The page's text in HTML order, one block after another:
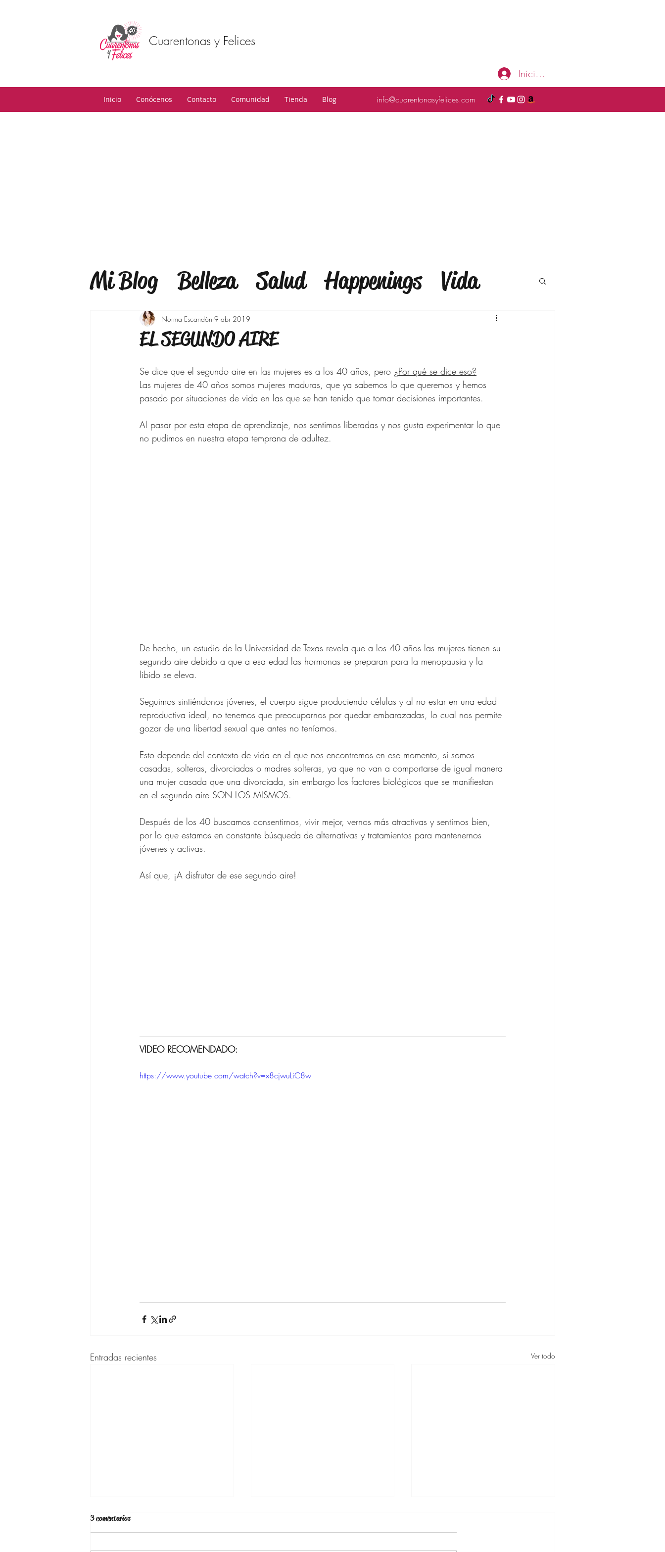
Cuarentonas y Felices
Iniciar sesión
Inicio Conócenos Contacto Comunidad Tienda Blog info@cuarentonasyfelices.com
Mi Blog Belleza Salud Happenings
Vida
Estilo
Mindfulness
Moda
Estilo de Vida
Bienestar Familia
Compras
Maquillaje
Outfits 40 años y mas
Ejercicio
Bajar de peso
Moda para Señoras
Bolsos de Diseñador
Zapatos para Mujeres de 40 años
Gafas de Sol para Mujer
Compras Online
Ofertas Banana Republic
Amazon Fashion
EL SEGUNDO AIRE
Norma Escandón 9 abr 2019
Se dice que el segundo aire en las mujeres es a los 40 años, pero ¿Por qué se dice eso?
Las mujeres de 40 años somos mujeres maduras, que ya sabemos lo que queremos y hemos
pasado por situaciones de vida en las que se han tenido que tomar decisiones importantes.
Al pasar por esta etapa de aprendizaje, nos sentimos liberadas y nos gusta experimentar lo que
no pudimos en nuestra etapa temprana de adultez.
De hecho, un estudio de la Universidad de Texas revela que a los 40 años las mujeres tienen su
segundo aire debido a que a esa edad las hormonas se preparan para la menopausia y la
libido se eleva.
Seguimos sintiéndonos jóvenes, el cuerpo sigue produciendo células y al no estar en una edad
reproductiva ideal, no tenemos que preocuparnos por quedar embarazadas, lo cual nos permite
gozar de una libertad sexual que antes no teníamos.
Esto depende del contexto de vida en el que nos encontremos en ese momento, si somos
casadas, solteras, divorciadas o madres solteras, ya que no van a comportarse de igual manera
una mujer casada que una divorciada, sin embargo los factores biológicos que se manifiestan
en el segundo aire SON LOS MISMOS.
Después de los 40 buscamos consentirnos, vivir mejor, vernos más atractivas y sentirnos bien,
por lo que estamos en constante búsqueda de alternativas y tratamientos para mantenernos
jóvenes y activas.
Así que, ¡A disfrutar de ese segundo aire!
VIDEO RECOMENDADO:
https://www.youtube.com/watch?v=x8cjwuLiC8w
Entradas recientes Ver todo
3 comentarios